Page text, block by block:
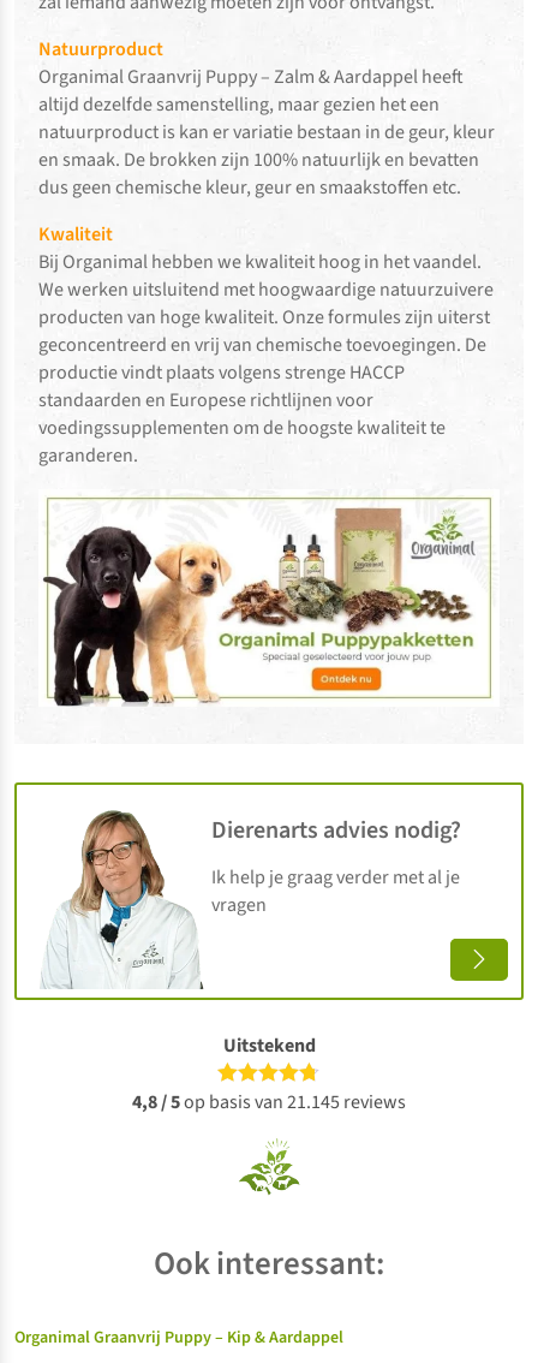
Natuurproduct
Organimal Graanvrij Puppy – Zalm & Aardappel heeft
altijd dezelfde samenstelling, maar gezien het een
natuurproduct is kan er variatie bestaan in de geur, kleur
en smaak. De brokken zijn 100% natuurlijk en bevatten
dus geen chemische kleur, geur en smaakstoffen etc.
Kwaliteit
Bij Organimal hebben we kwaliteit hoog in het vaandel.
We werken uitsluitend met hoogwaardige natuurzuivere
producten van hoge kwaliteit. Onze formules zijn uiterst
geconcentreerd en vrij van chemische toevoegingen. De
productie vindt plaats volgens strenge HACCP
standaarden en Europese richtlijnen voor
voedingssupplementen om de hoogste kwaliteit te
garanderen.
Dierenarts advies nodig?
Ik help je graag verder met al je
vragen
Uitstekend
4,8 / 5op basis van 21.145 reviews
Ook interessant:
Organimal Graanvrij Puppy – Kip & Aardappel